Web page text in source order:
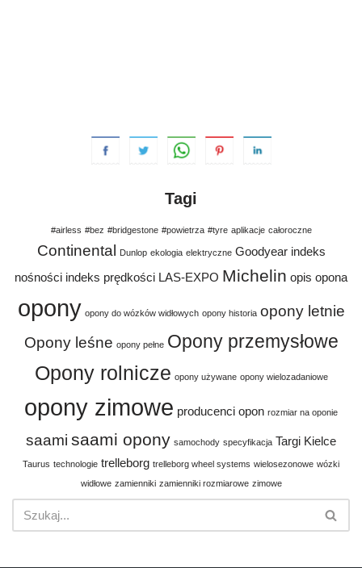
Tagi
#airless #bez #bridgestone #powietrza #tyre aplikacje całoroczne
Continental Dunlop ekologia elektryczne Goodyear indeks
nośności indeks prędkości LAS-EXPO Michelin opis opona
opony opony do wózków widłowych opony historia opony letnie
Opony leśne opony pełne Opony przemysłowe
Opony rolnicze opony używane opony wielozadaniowe
opony zimowe producenci opon rozmiar na oponie
saami saami opony samochody specyfikacja Targi Kielce
Taurus technologie trelleborg trelleborg wheel systems wielosezonowe wózki
widłowe zamienniki zamienniki rozmiarowe zimowe